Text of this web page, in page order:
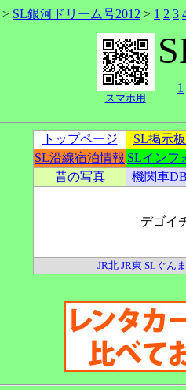
> SL銀河ドリーム号2012 > 1 2 3
スマホ用
1
トップページ SL掲示板
SL沿線宿泊情報 SLインフ
昔の写真
機関車DB
デゴイ
JR北 JR東 SLぐんま